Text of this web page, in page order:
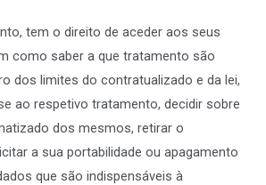
tem o direito de aceder aos seus
como saber a que tratamento são
dos limites do contratualizado e da lei,
ao respetivo tratamento, decidir sobre
dos mesmos, retirar o
a sua portabilidade ou apagamento
que são indispensáveis à